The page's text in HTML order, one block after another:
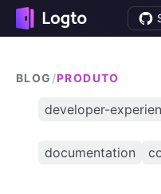
BLOG /PRODUTO
developer-
documentation